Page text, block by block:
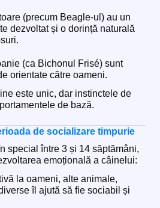
(precum Beagle-ul) au un
dezvoltat și o dorință naturală
(ca Bichonul Frisé) sunt
orientate către oameni.
este unic, dar instinctele de
de bază.
de socializare timpurie
special între 3 și 14 săptămâni,
emoțională a câinelui:
la oameni, alte animale,
îl ajută să fie sociabil și